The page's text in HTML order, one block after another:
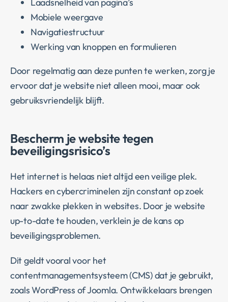
Mobiele weergave
Navigatiestructuur
Werking van knoppen en formulieren
Door regelmatig aan deze punten te werken, zorg je
ervoor dat je website niet alleen mooi, maar ook
gebruiksvriendelijk blijft.
Bescherm je website tegen
beveiligingsrisico’s
Het internet is helaas niet altijd een veilige plek.
Hackers en cybercriminelen zijn constant op zoek
naar zwakke plekken in websites. Door je website
up-to-date te houden, verklein je de kans op
beveiligingsproblemen.
Dit geldt vooral voor het
contentmanagementsysteem (CMS) dat je gebruikt,
zoals WordPress of Joomla. Ontwikkelaars brengen